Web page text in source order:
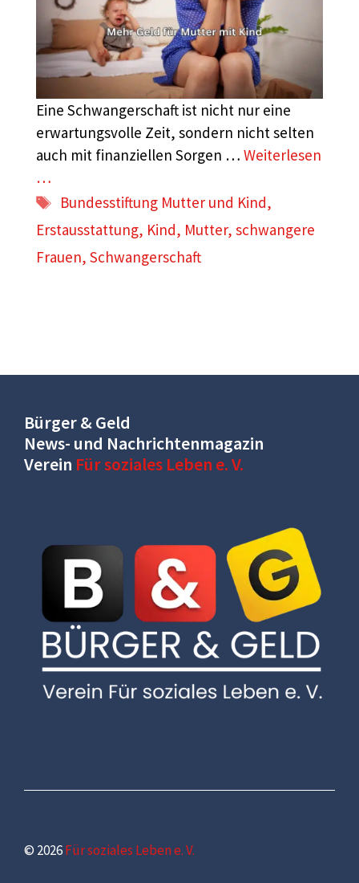
Eine Schwangerschaft ist nicht nur eine
erwartungsvolle Zeit, sondern nicht selten
auch mit finanziellen Sorgen … Weiterlesen
…
Schlagwörter
Bundesstiftung Mutter und Kind,
Erstausstattung, Kind, Mutter, schwangere
Frauen, Schwangerschaft
Bürger & Geld
News- und Nachrichtenmagazin
Verein Für soziales Leben e. V.
© 2026Für soziales Leben e. V.